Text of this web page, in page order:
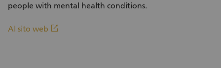
people with mental health conditions.
Al sito web linkout